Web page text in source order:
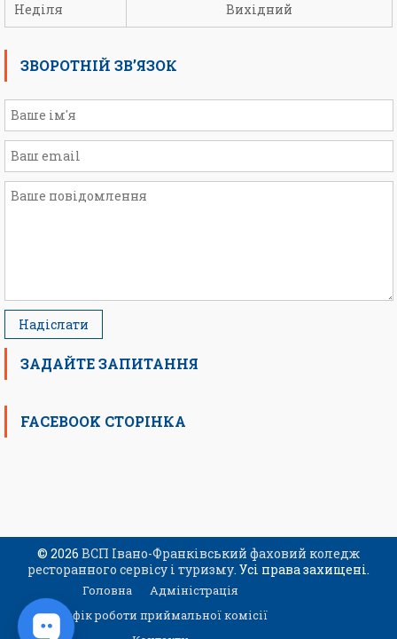
Неділя Вихідний
ЗВОРОТНІЙ ЗВ’ЯЗОК
ЗАДАЙТЕ ЗАПИТАННЯ
FACEBOOK СТОРІНКА
© 2026 ВСП Івано-Франківський фаховий коледж
ресторанного сервісу і туризму. Усі права захищені.
Головна
Адміністрація
Графік роботи приймальної комісії